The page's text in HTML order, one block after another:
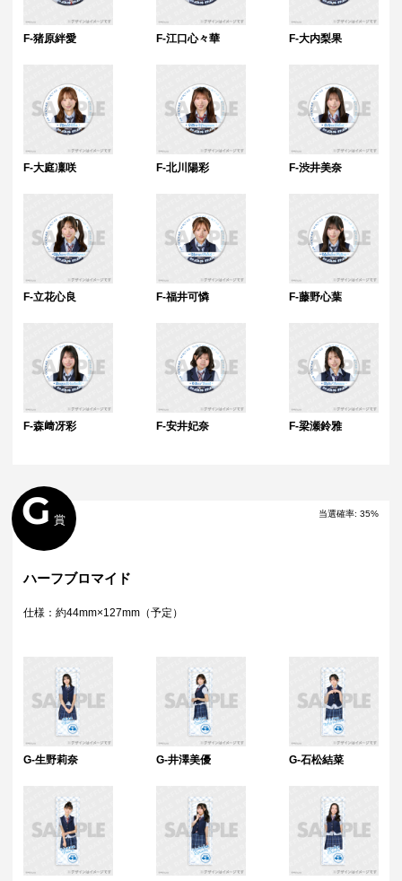
F-猪原絆愛 F-江口心々華 F-大内梨果
F-大庭凜咲 F-北川陽彩 F-渋井美奈
F-立花心良 F-福井可憐 F-藤野心葉
F-森﨑冴彩 F-安井妃奈 F-梁瀬鈴雅
当選確率: 35%
G 賞
ハーフブロマイド
仕様：約44mm×127mm（予定）
G-生野莉奈 G-井澤美優 G-石松結菜